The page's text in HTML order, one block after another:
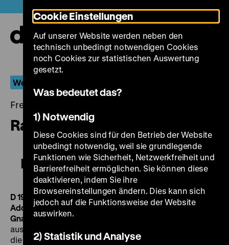
zum
Seiteninhalt
springen
Werner Hochbaum
Freitag, 06. März 2015, 21.00 - 00.00 Uhr
Razzia in St. Pauli
Razzia in St. Pauli
D 1932, R/B: Werner Hochbaum, P: Justin Rosenfeld, K:
Adolf Otto Weitzenberg, D: Gina Falckenberg, Friedrich
Gnaß, Wolfgang Zilzer, Charly Wittong, 74’
austauschbarer Tag im Hamburger Hafenmilieu, darin
die Ahnung eines anderen Lebens: Auf der Flucht vor
Cookie Einstellungen
Auf unserer Website werden neben den
technisch unbedingt notwendigen Cookies
noch Cookies zur statistischen Auswertung
gesetzt.
Was bedeutet das?
1) Notwendig
Diese Cookies sind für den Betrieb der Website
unbedingt notwendig, weil sie grundlegende
Funktionen wie Sicherheit, Netzwerkfreiheit und
Barrierefreiheit ermöglichen. Sie können diese
deaktivieren, indem Sie ihre
Browsereinstellungen ändern. Dies kann sich
jedoch auf die Funktionsweise der Website
auswirken.
2) Statistik und Analyse